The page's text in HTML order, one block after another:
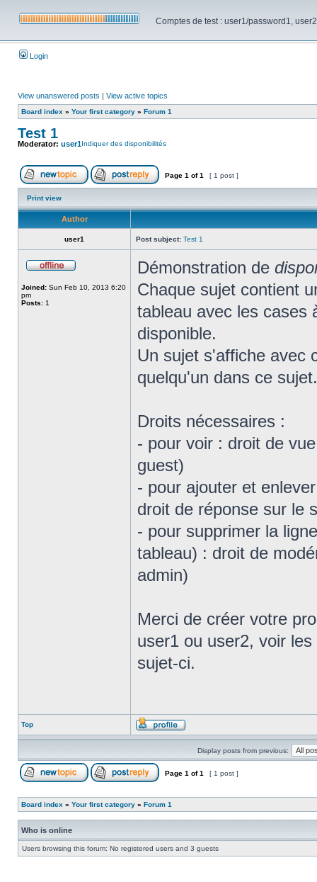
Comptes de test : user1/password1,
Login
View unanswered posts | View active topics
Board index » Your first category » Forum 1
Test 1
Moderator: user1Indiquer des disponibilités
Page 1 of1 [ 1 post ]
Print view
Author
user1 Post subject: Test 1
Joined: Sun Feb 10, 2013 6:20
pm
Posts: 1
Démonstration de
Chaque sujet contient
tableau avec les cases
disponible.
Un sujet s'affiche avec
quelqu'un dans ce sujet.
Droits nécessaires :
- pour voir : droit de
guest)
- pour ajouter et
droit de réponse sur le
- pour supprimer la
tableau) : droit de
admin)
Merci de créer votre
user1 ou user2, voir
sujet-ci.
Top
Display posts from previous:
Page 1 of1 [ 1 post ]
Board index » Your first category » Forum 1
Who is online
Users browsing this forum: No registered users and 3 guests